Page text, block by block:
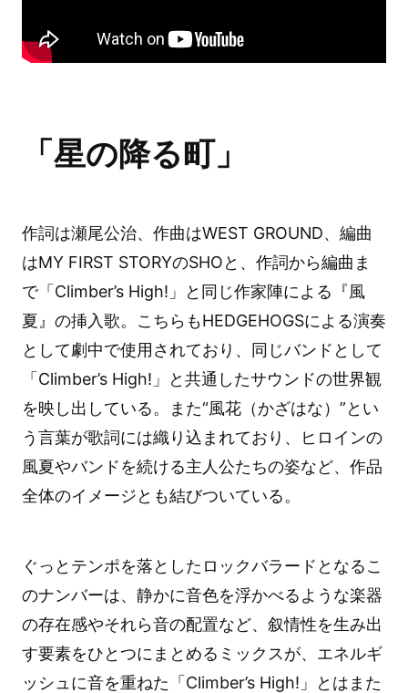
「星の降る町」
作詞は瀬尾公治、作曲はWEST GROUND、編曲
はMY FIRST STORYのSHOと、作詞から編曲ま
で「Climber’s High!」と同じ作家陣による『風
夏』の挿入歌。こちらもHEDGEHOGSによる演奏
として劇中で使用されており、同じバンドとして
「Climber’s High!」と共通したサウンドの世界観
を映し出している。また“風花（かざはな）”とい
う言葉が歌詞には織り込まれており、ヒロインの
風夏やバンドを続ける主人公たちの姿など、作品
全体のイメージとも結びついている。
ぐっとテンポを落としたロックバラードとなるこ
のナンバーは、静かに音色を浮かべるような楽器
の存在感やそれら音の配置など、叙情性を生み出
す要素をひとつにまとめるミックスが、エネルギ
ッシュに音を重ねた「Climber’s High!」とはまた